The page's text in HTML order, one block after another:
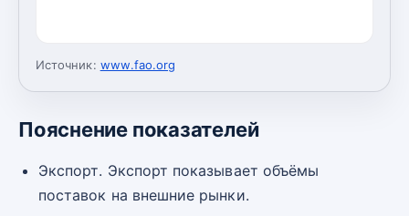
Источник: www.fao.org
Пояснение показателей
Экспорт. Экспорт показывает объёмы
поставок на внешние рынки.